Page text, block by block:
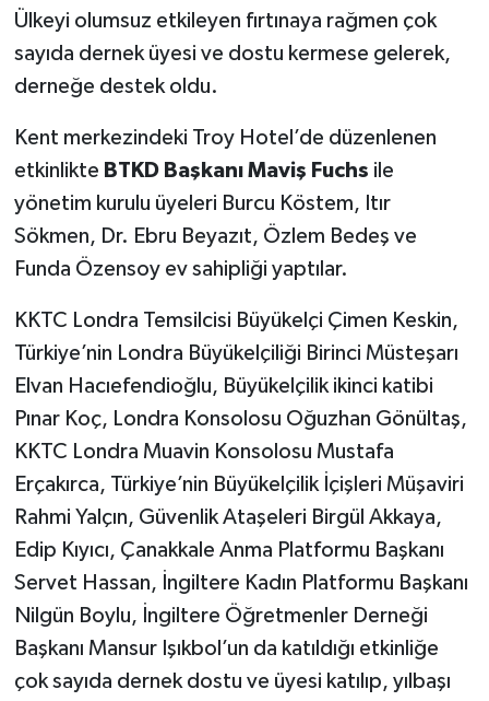
Ülkeyi olumsuz etkileyen fırtınaya rağmen çok
sayıda dernek üyesi ve dostu kermese gelerek,
derneğe destek oldu.
Kent merkezindeki Troy Hotel’de düzenlenen
etkinlikte BTKD Başkanı Maviş Fuchs ile
yönetim kurulu üyeleri Burcu Köstem, Itır
Sökmen, Dr. Ebru Beyazıt, Özlem Bedeş ve
Funda Özensoy ev sahipliği yaptılar.
KKTC Londra Temsilcisi Büyükelçi Çimen Keskin,
Türkiye’nin Londra Büyükelçiliği Birinci Müsteşarı
Elvan Hacıefendioğlu, Büyükelçilik ikinci katibi
Pınar Koç, Londra Konsolosu Oğuzhan Gönültaş,
KKTC Londra Muavin Konsolosu Mustafa
Erçakırca, Türkiye’nin Büyükelçilik İçişleri Müşaviri
Rahmi Yalçın, Güvenlik Ataşeleri Birgül Akkaya,
Edip Kıyıcı, Çanakkale Anma Platformu Başkanı
Servet Hassan, İngiltere Kadın Platformu Başkanı
Nilgün Boylu, İngiltere Öğretmenler Derneği
Başkanı Mansur Işıkbol’un da katıldığı etkinliğe
çok sayıda dernek dostu ve üyesi katılıp, yılbaşı